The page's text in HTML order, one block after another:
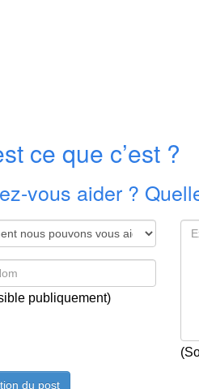
ce que c’est ?
vous aider ?
publiquement)